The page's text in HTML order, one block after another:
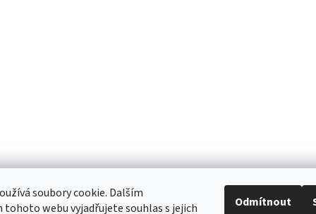
soubory cookie. Dalším
tohoto webu vyjadřujete souhlas s jejich
Odmítnout